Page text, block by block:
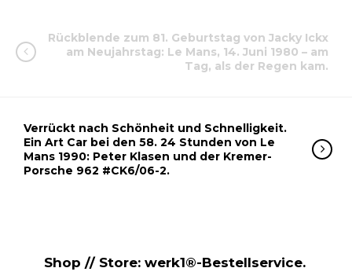
Rückblende zum 81. Geburtstag von Jacky Ickx
am Neujahrstag: Le Mans, 14. Juni 1980 – am
Tag, als der Regen kam.
Verrückt nach Schönheit und Schnelligkeit.
Ein Art Car bei den 58. 24 Stunden von Le
Mans 1990: Peter Klasen und der Kremer-
Porsche 962 #CK6/06-2.
Shop // Store: werk1®-Bestellservice.